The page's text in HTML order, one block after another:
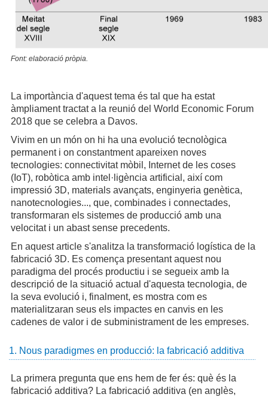
Font: elaboració pròpia.
La importància d'aquest tema és tal que ha estat
àmpliament tractat a la reunió del World Economic Forum
2018 que se celebra a Davos.
Vivim en un món on hi ha una evolució tecnològica
permanent i on constantment apareixen noves
tecnologies: connectivitat mòbil, Internet de les coses
(IoT), robòtica amb intel·ligència artificial, així com
impressió 3D, materials avançats, enginyeria genètica,
nanotecnologies..., que, combinades i connectades,
transformaran els sistemes de producció amb una
velocitat i un abast sense precedents.
En aquest article s'analitza la transformació logística de la
fabricació 3D. Es comença presentant aquest nou
paradigma del procés productiu i se segueix amb la
descripció de la situació actual d'aquesta tecnologia, de
la seva evolució i, finalment, es mostra com es
materialitzaran seus els impactes en canvis en les
cadenes de valor i de subministrament de les empreses.
1. Nous paradigmes en producció: la fabricació additiva
La primera pregunta que ens hem de fer és: què és la
fabricació additiva? La fabricació additiva (en anglès,